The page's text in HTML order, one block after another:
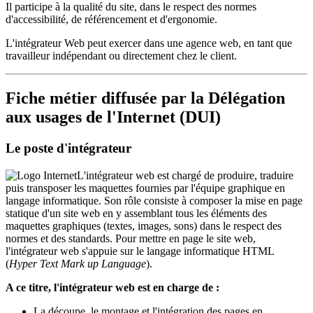
Il participe à la qualité du site, dans le respect des normes
d'accessibilité, de référencement et d'ergonomie.
L'intégrateur Web peut exercer dans une agence web, en tant que
travailleur indépendant ou directement chez le client.
Fiche métier diffusée par la Délégation
aux usages de l'Internet (DUI)
Le poste d'intégrateur
L'intégrateur web est chargé de produire, traduire
puis transposer les maquettes fournies par l'équipe graphique en
langage informatique. Son rôle consiste à composer la mise en page
statique d'un site web en y assemblant tous les éléments des
maquettes graphiques (textes, images, sons) dans le respect des
normes et des standards. Pour mettre en page le site web,
l'intégrateur web s'appuie sur le langage informatique HTML
(Hyper Text Mark up Language).
A ce titre, l'intégrateur web est en charge de :